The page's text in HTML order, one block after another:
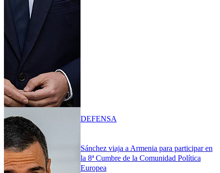
Sánchez viaja a Armenia para participar en
la 8ª Cumbre de la Comunidad Política
Europea
DEFENSA